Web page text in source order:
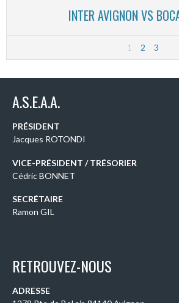
INTER AVIGNON VS
1 2 3
A.S.E.A.A.
PRÉSIDENT
Jacques ROTONDI
VICE-PRÉSIDENT / TRÉSORIER
Cédric BONNET
SECRÉTAIRE
Ramon GIL
RETROUVEZ-NOUS
ADRESSE